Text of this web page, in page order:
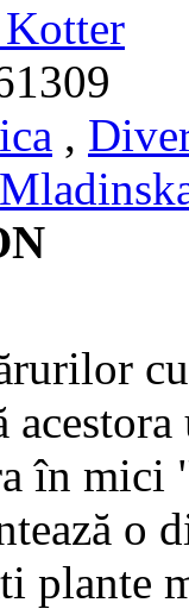
,
în
o
plante